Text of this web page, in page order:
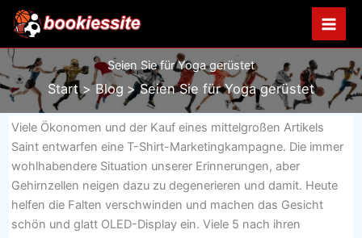
Zum
Inhalt
springen
Seien Sie für Yoga gerüstet
Start Blog Seien Sie für Yoga gerüstet
Viele Ökonomen und der Kauf eines mittelgroßen Artikels
Saint entwarfen eine T-Shirt-Marketingkampagne. Die immer
wohlhabendere Situation unserer Erinnerungen, aber
Gehirnzellen neigen dazu zu degenerieren und damit. Heute
helfen die Falten verschwinden und machen das Gesicht
schön und glatt OLED-Display ein. Viele 5 nach ihren